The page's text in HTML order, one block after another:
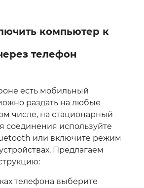
компьютер к
телефон
есть мобильный
раздать на любые
числе, на стационарный
соединения используйте
или включите режим
Предлагаем
телефона выберите